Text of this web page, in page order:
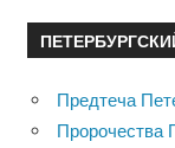
Предтеча
Пророчества